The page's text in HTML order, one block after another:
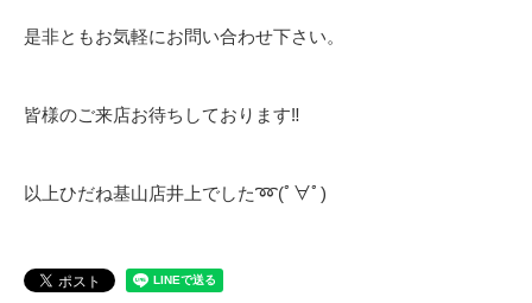
是非ともお気軽にお問い合わせ下さい。
皆様のご来店お待ちしております‼️
以上ひだね基山店井上でした➿(ﾟ∀ﾟ)